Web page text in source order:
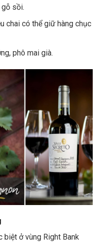
gỗ sồi.
chai có thể giữ hàng chục
phô mai già.
biệt ở vùng Right Bank